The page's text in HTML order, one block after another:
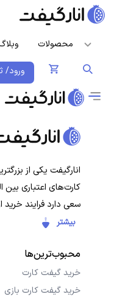
محصولات
ورود/
انارگیفت یکی از
کارت‌های اعتباری
سعی دارد فرایند خرید
کاربران ایرانی
کاربران با خیال راحت
کنند.
بیشتر
محبوب‌ترین‌ها
خرید گیفت کارت
خرید گیفت کارت بازی